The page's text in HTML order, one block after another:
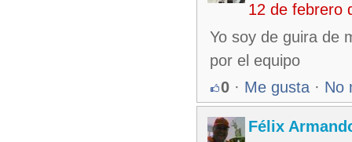
12 de febrero
Yo soy de guira de
por el equipo
0 · Me gusta · No
Félix